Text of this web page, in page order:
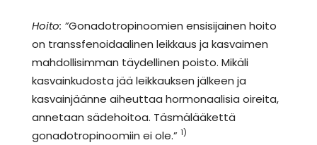
Hoito: ”Gonadotropinoomien ensisijainen hoito
on transsfenoidaalinen leikkaus ja kasvaimen
mahdollisimman täydellinen poisto. Mikäli
kasvainkudosta jää leikkauksen jälkeen ja
kasvainjäänne aiheuttaa hormonaalisia oireita,
annetaan sädehoitoa. Täsmälääkettä
gonadotropinoomiin ei ole.” 1)